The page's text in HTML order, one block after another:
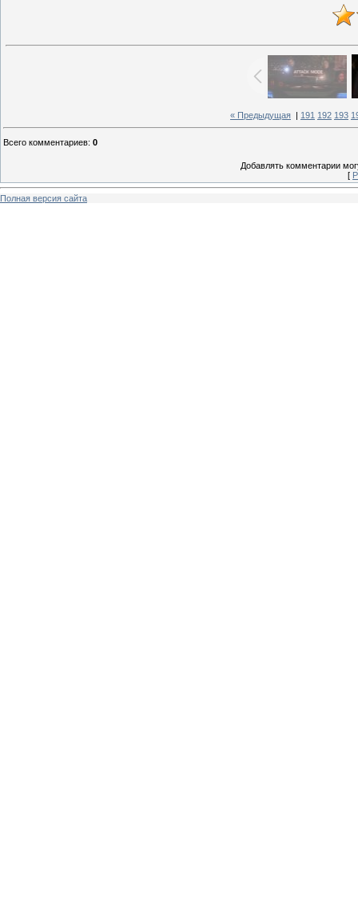
« Предыдущая 191 192 193
Всего комментариев: 0
Добавлять комментарии
[
Полная версия сайта